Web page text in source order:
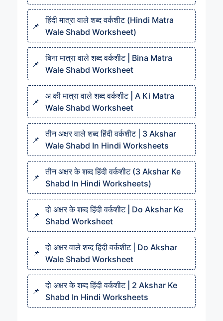
हिंदी मात्रा वाले शब्द वर्कशीट (Hindi Matra
Wale Shabd Worksheet)
बिना मात्रा वाले शब्द वर्कशीट | Bina Matra
Wale Shabd Worksheet
अ की मात्रा वाले शब्द वर्कशीट | A Ki Matra
Wale Shabd Worksheet
तीन अक्षर वाले शब्द हिंदी वर्कशीट | 3 Akshar
Wale Shabd In Hindi Worksheets
तीन अक्षर के शब्द हिंदी वर्कशीट (3 Akshar Ke
Shabd In Hindi Worksheets)
दो अक्षर के शब्द हिंदी वर्कशीट | Do Akshar Ke
Shabd Worksheet
दो अक्षर वाले शब्द हिंदी वर्कशीट | Do Akshar
Wale Shabd Worksheet
दो अक्षर के शब्द हिंदी वर्कशीट | 2 Akshar Ke
Shabd In Hindi Worksheets